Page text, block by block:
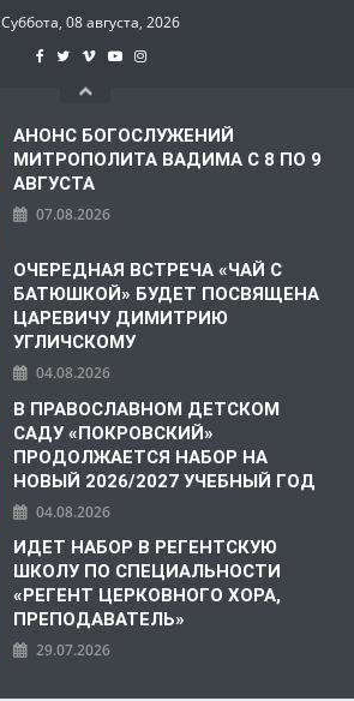
Суббота, 08 августа, 2026
АНОНС БОГОСЛУЖЕНИЙ
МИТРОПОЛИТА ВАДИМА С 8 ПО 9
АВГУСТА
07.08.2026
ОЧЕРЕДНАЯ ВСТРЕЧА «ЧАЙ С
БАТЮШКОЙ» БУДЕТ ПОСВЯЩЕНА
ЦАРЕВИЧУ ДИМИТРИЮ
УГЛИЧСКОМУ
04.08.2026
В ПРАВОСЛАВНОМ ДЕТСКОМ
САДУ «ПОКРОВСКИЙ»
ПРОДОЛЖАЕТСЯ НАБОР НА
НОВЫЙ 2026/2027 УЧЕБНЫЙ ГОД
04.08.2026
ИДЕТ НАБОР В РЕГЕНТСКУЮ
ШКОЛУ ПО СПЕЦИАЛЬНОСТИ
«РЕГЕНТ ЦЕРКОВНОГО ХОРА,
ПРЕПОДАВАТЕЛЬ»
29.07.2026